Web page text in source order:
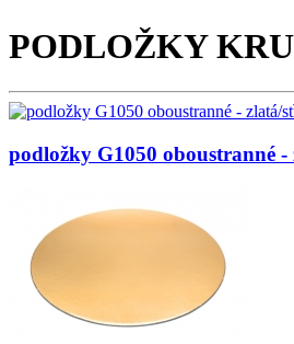
PODLOŽKY
podložky G1050 oboustranné